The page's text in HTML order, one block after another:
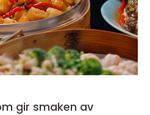
gir smaken av